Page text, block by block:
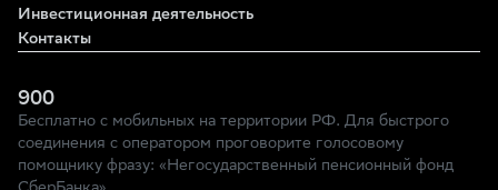
Инвестиционная деятельность
Контакты
900
Бесплатно с мобильных на территории РФ. Для быстрого
соединения с оператором проговорите голосовому
помощнику фразу: «Негосударственный пенсионный фонд